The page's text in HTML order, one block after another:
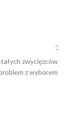
zwycięzców
z wyborem